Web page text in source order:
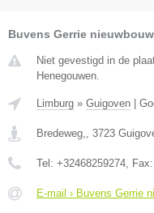
Buvens Gerrie
Niet gevestigd in de
Henegouwen.
Limburg » Guigoven |
Bredeweg, 3723
Tel: +32468259274 , Fax:
E-mail › Buvens Gerrie